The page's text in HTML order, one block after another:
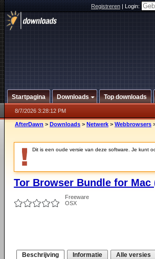
Registreren|Login:
Startpagina Downloads Top downloads
8/7/2026 3:28:12 PM
AfterDawn > Downloads > Netwerk > Webbrowsers
Dit is een oude versie van deze software. Je kunt
Tor Browser Bundle for Mac
Freeware
OSX
Beschrijving Informatie Alle versies